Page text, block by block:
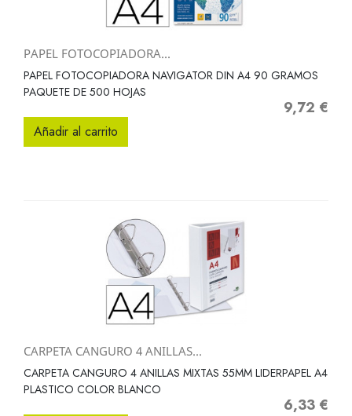
PAPEL FOTOCOPIADORA...
PAPEL FOTOCOPIADORA NAVIGATOR DIN A4 90 GRAMOS
PAQUETE DE 500 HOJAS
Precio
9,72 €
Añadir al carrito
CARPETA CANGURO 4 ANILLAS...
CARPETA CANGURO 4 ANILLAS MIXTAS 55MM LIDERPAPEL A4
PLASTICO COLOR BLANCO
Precio
6,33 €